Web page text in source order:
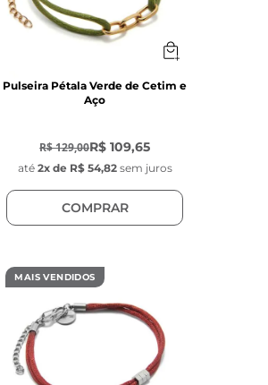
Pulseira Pétala Verde de Cetim e
Aço
R$ 129,00R$ 109,65
até 2x de R$ 54,82 sem juros
COMPRAR
MAIS VENDIDOS